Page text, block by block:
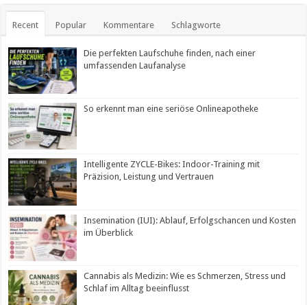
Recent Popular Kommentare Schlagworte
Die perfekten Laufschuhe finden, nach einer
umfassenden Laufanalyse
So erkennt man eine seriöse Onlineapotheke
Intelligente ZYCLE-Bikes: Indoor-Training mit
Präzision, Leistung und Vertrauen
Insemination (IUI): Ablauf, Erfolgschancen und Kosten
im Überblick
Cannabis als Medizin: Wie es Schmerzen, Stress und
Schlaf im Alltag beeinflusst